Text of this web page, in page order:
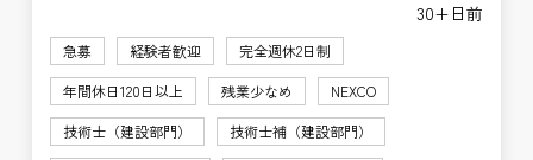
30+日前
急募 経験者歓迎
完全週休2日制
年間休日120日以上
残業少なめ
NEXCO
技術士（建設部門）
技術士補（建設部門）